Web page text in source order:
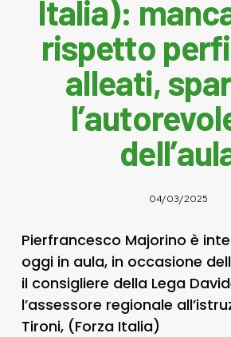
Italia):
rispetto
alleati,
04/03/2025
Pierfrancesco Majorino è
oggi in aula, in occasione
il consigliere della Lega
l’assessore regionale
Tironi, (Forza Italia)